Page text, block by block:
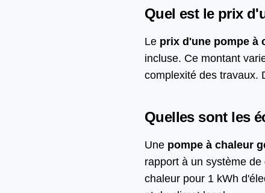
Quel est le prix
Le prix d'une pompe à
incluse. Ce montant
complexité des travaux.
Quelles sont les
Une pompe à chaleur
rapport à un système
chaleur pour 1 kWh